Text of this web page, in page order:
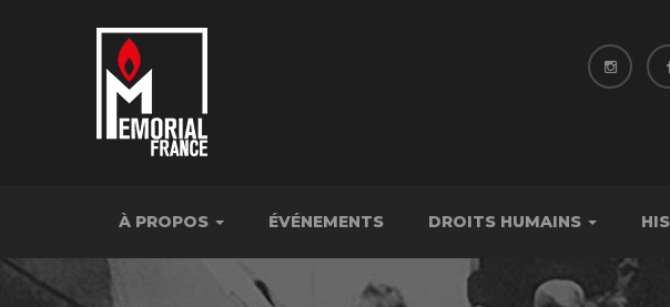
À PROPOS ÉVÉNEMENTS DROITS HUMAINS